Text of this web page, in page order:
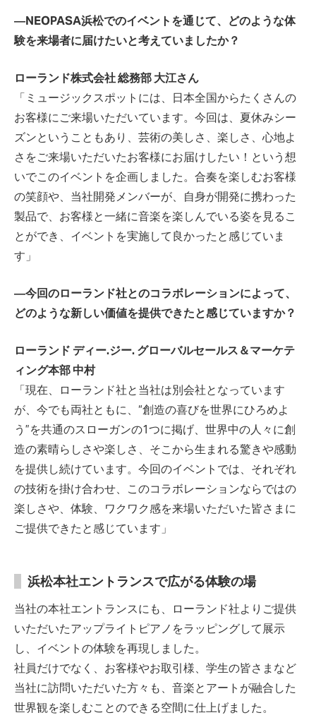
―NEOPASA浜松でのイベントを通じて、どのような体
験を来場者に届けたいと考えていましたか？
ローランド株式会社 総務部 大江さん
「ミュージックスポットには、日本全国からたくさんの
お客様にご来場いただいています。今回は、夏休みシー
ズンということもあり、芸術の美しさ、楽しさ、心地よ
さをご来場いただいたお客様にお届けしたい！という想
いでこのイベントを企画しました。合奏を楽しむお客様
の笑顔や、当社開発メンバーが、自身が開発に携わった
製品で、お客様と一緒に音楽を楽しんでいる姿を見るこ
とができ、イベントを実施して良かったと感じていま
す」
―今回のローランド社とのコラボレーションによって、
どのような新しい価値を提供できたと感じていますか？
ローランド ディー.ジー. グローバルセールス＆マーケテ
ィング本部 中村
「現在、ローランド社と当社は別会社となっています
が、今でも両社ともに、“創造の喜びを世界にひろめよ
う”を共通のスローガンの1つに掲げ、世界中の人々に創
造の素晴らしさや楽しさ、そこから生まれる驚きや感動
を提供し続けています。今回のイベントでは、それぞれ
の技術を掛け合わせ、このコラボレーションならではの
楽しさや、体験、ワクワク感を来場いただいた皆さまに
ご提供できたと感じています」
浜松本社エントランスで広がる体験の場
当社の本社エントランスにも、ローランド社よりご提供
いただいたアップライトピアノをラッピングして展示
し、イベントの体験を再現しました。
社員だけでなく、お客様やお取引様、学生の皆さまなど
当社に訪問いただいた方々も、音楽とアートが融合した
世界観を楽しむことのできる空間に仕上げました。